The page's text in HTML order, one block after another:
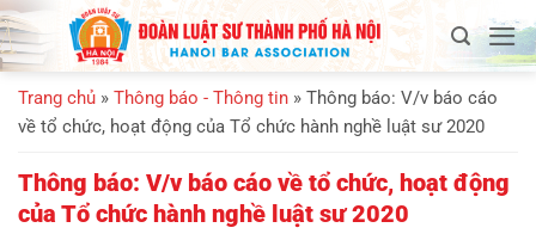
Bỏ
qua
nội
dung
Trang chủ » Thông báo - Thông tin » Thông báo: V/v báo cáo
về tổ chức, hoạt động của Tổ chức hành nghề luật sư 2020
Thông báo: V/v báo cáo về tổ chức, hoạt động
của Tổ chức hành nghề luật sư 2020